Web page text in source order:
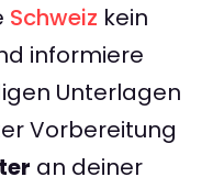
Schweiz kein
informiere
Unterlagen
Vorbereitung
an deiner